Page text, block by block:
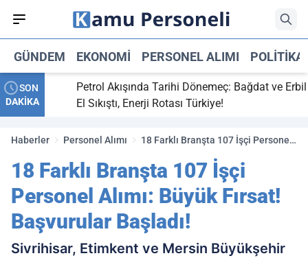
GÜNDEM EKONOMI PERSONEL ALIMI POLITIKA
SON
DAKİKA
maç
Petrol Akışında Tarihi Dönemeç: Bağdat ve Erbil
El Sıkıştı, Enerji Rotası Türkiye!
Haberler Personel Alımı
18 Farklı Branşta 107 İşçi Personel
Başladı!
18 Farklı Branşta 107 İşçi
Personel Alımı: Büyük Fırsat!
Başvurular Başladı!
Sivrihisar, Etimkent ve Mersin Büyükşehir